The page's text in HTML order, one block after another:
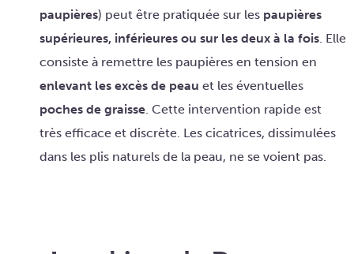
paupières) peut être pratiquée sur les paupières
supérieures, inférieures ou sur les deux à la fois. Elle
consiste à remettre les paupières en tension en
enlevant les excès de peau et les éventuelles
poches de graisse. Cette intervention rapide est
très efficace et discrète. Les cicatrices, dissimulées
dans les plis naturels de la peau, ne se voient pas.